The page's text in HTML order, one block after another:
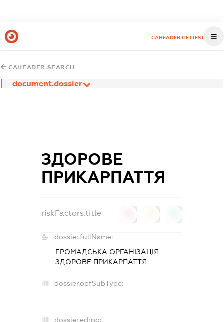
CAHEADER.GETTEST
CAHEADER.SEARCH
document.dossier
ЗДОРОВЕ
ПРИКАРПАТТЯ
riskFactors.title
dossier.fullName:
ГРОМАДСЬКА ОРГАНІЗАЦІЯ
ЗДОРОВЕ ПРИКАРПАТТЯ
dossier.opfSubType:
-
dossier.edrpo: